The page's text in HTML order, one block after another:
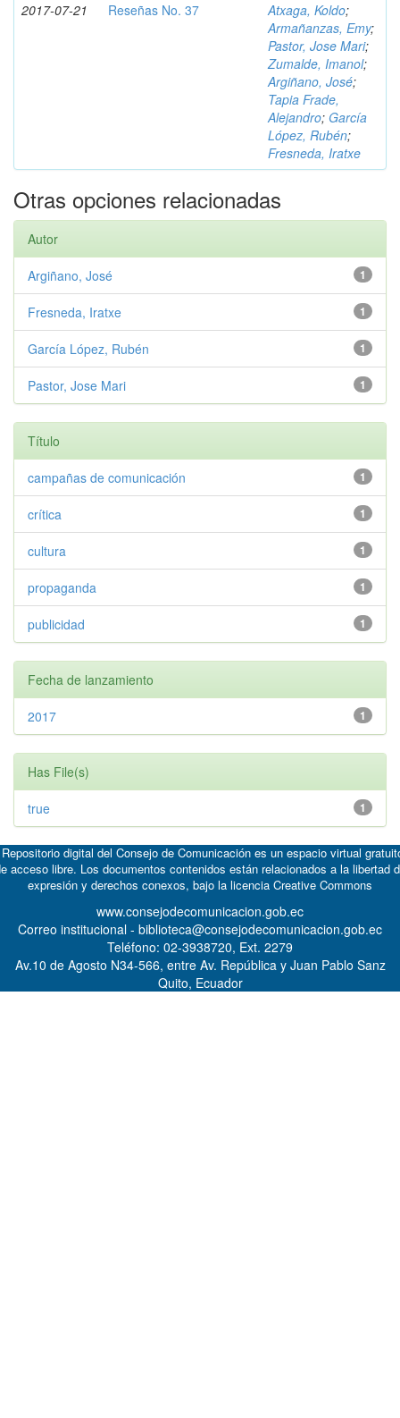
2017-07-21 Reseñas No. 37 Atxaga, Koldo;
Armañanzas, Emy;
Pastor, Jose Mari;
Zumalde, Imanol;
Argiñano, José;
Tapia Frade,
Alejandro; García
López, Rubén;
Fresneda, Iratxe
Otras opciones relacionadas
Autor
1
Argiñano, José
1
Fresneda, Iratxe
1
García López, Rubén
1
Pastor, Jose Mari
Título
1
campañas de comunicación
1
crítica
1
cultura
1
propaganda
1
publicidad
Fecha de lanzamiento
1
2017
Has File(s)
1
true
digital del Consejo de Comunicación es un espacio virtual
acceso libre. Los documentos contenidos están relacionados a la libertad
expresión y derechos conexos, bajo la licencia Creative Commons
www.consejodecomunicacion.gob.ec
Correo institucional - biblioteca@consejodecomunicacion.gob.ec
Teléfono: 02-3938720, Ext. 2279
Av.10 de Agosto N34-566, entre Av. República y Juan Pablo Sanz
Quito, Ecuador